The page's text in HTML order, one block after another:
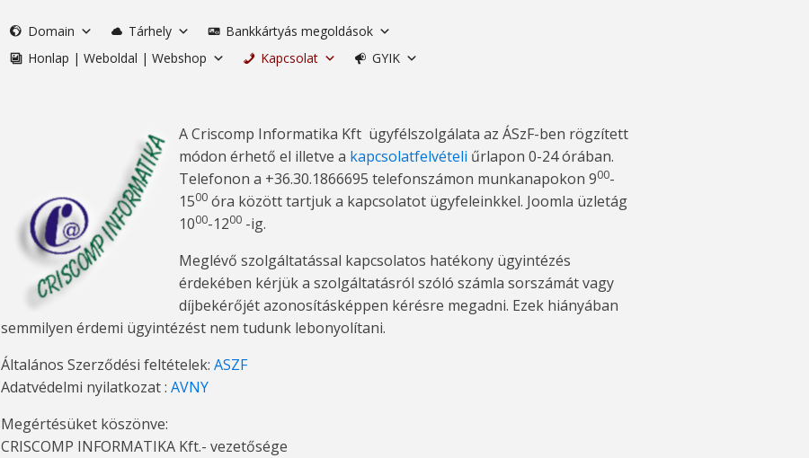
Domain Tárhely
Bankkártyás megoldások
Honlap | Weboldal | Webshop
Kapcsolat GYIK
A Criscomp Informatika Kft ügyfélszolgálata az ÁSzF-ben rögzített
módon érhető el illetve a kapcsolatfelvételi űrlapon 0-24 órában.
Telefonon a +36.30.1866695 telefonszámon munkanapokon 900-
1500óra között tartjuk a kapcsolatot ügyfeleinkkel. Joomla üzletág
1000-1200-ig.
Meglévő szolgáltatással kapcsolatos hatékony ügyintézés
érdekében kérjük a szolgáltatásról szóló számla sorszámát vagy
díjbekérőjét azonosításképpen kérésre megadni. Ezek hiányában
semmilyen érdemi ügyintézést nem tudunk lebonyolítani.
Általános Szerződési feltételek: ASZF
Adatvédelmi nyilatkozat : AVNY
Megértésüket köszönve:
CRISCOMP INFORMATIKA Kft.- vezetősége